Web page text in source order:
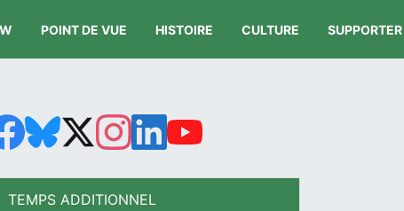
POINT DE VUE HISTOIRE CULTURE SUPPORTER
TEMPS ADDITIONNEL